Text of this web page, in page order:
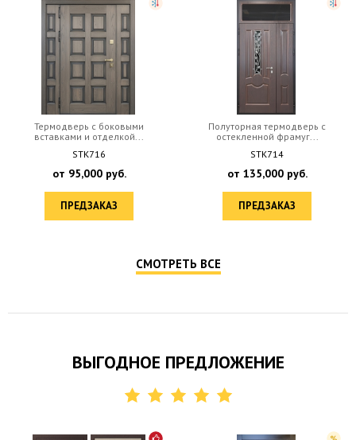
Термодверь с боковыми
вставками и отделкой...
STK716
от 95,000руб.
ПРЕДЗАКАЗ
Полуторная термодверь с
остекленной фрамуг...
STK714
от 135,000руб.
ПРЕДЗАКАЗ
СМОТРЕТЬ ВСЕ
ВЫГОДНОЕ ПРЕДЛОЖЕНИЕ